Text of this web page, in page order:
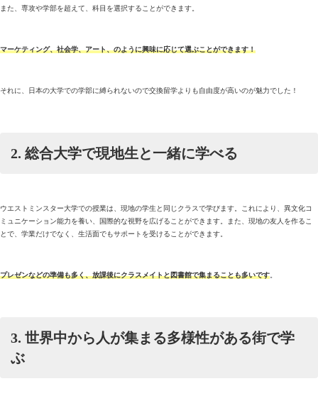
また、専攻や学部を超えて、科目を選択することができます。
マーケティング、社会学、アート、のように興味に応じて選ぶことができます！
それに、日本の大学での学部に縛られないので交換留学よりも自由度が高いのが魅力でした！
2. 総合大学で現地生と一緒に学べる
ウエストミンスター大学での授業は、現地の学生と同じクラスで学びます。これにより、異文化コ
ミュニケーション能力を養い、国際的な視野を広げることができます。また、現地の友人を作るこ
とで、学業だけでなく、生活面でもサポートを受けることができます。
プレゼンなどの準備も多く、放課後にクラスメイトと図書館で集まることも多いです
3. 世界中から人が集まる多様性がある街で学
ぶ